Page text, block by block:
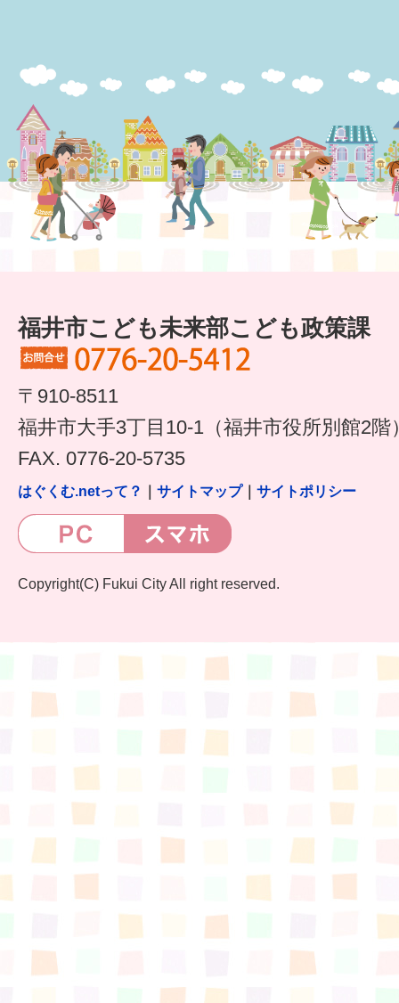
福井市こども未来部こども政策課
〒910-8511
福井市大手3丁目10-1（福井市役所別館2階
FAX. 0776-20-5735
はぐくむ.netって？ サイトマップ｜ サイトポリシー
Copyright(C) Fukui City All right reserved.
イベントレポート
なるほどコラム
メールマガジン
はぐくむ.net相談コーナー
みんなの知恵袋
食育
福井市図書館オススメの本
お出かけ情報
病気・けが 基本情報
パパもママも子育て
ワンポイント英会話
ソーシャルメディア